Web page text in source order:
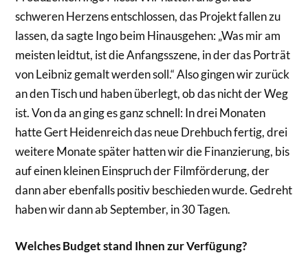
schweren Herzens entschlossen, das Projekt fallen zu
lassen, da sagte Ingo beim Hinausgehen: „Was mir am
meisten leidtut, ist die Anfangsszene, in der das Porträt
von Leibniz gemalt werden soll.“ Also gingen wir zurück
an den Tisch und haben überlegt, ob das nicht der Weg
ist. Von da an ging es ganz schnell: In drei Monaten
hatte Gert Heidenreich das neue Drehbuch fertig, drei
weitere Monate später hatten wir die Finanzierung, bis
auf einen kleinen Einspruch der Filmförderung, der
dann aber ebenfalls positiv beschieden wurde. Gedreht
haben wir dann ab September, in 30 Tagen.
Welches Budget stand Ihnen zur Verfügung?